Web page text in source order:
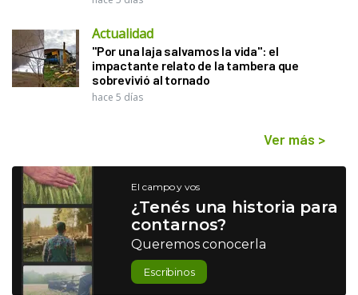
Actualidad
"Por una laja salvamos la vida": el
impactante relato de la tambera que
sobrevivió al tornado
hace 5 días
Ver más >
El campo y vos
¿Tenés una historia para
contarnos?
Queremos conocerla
Escribinos